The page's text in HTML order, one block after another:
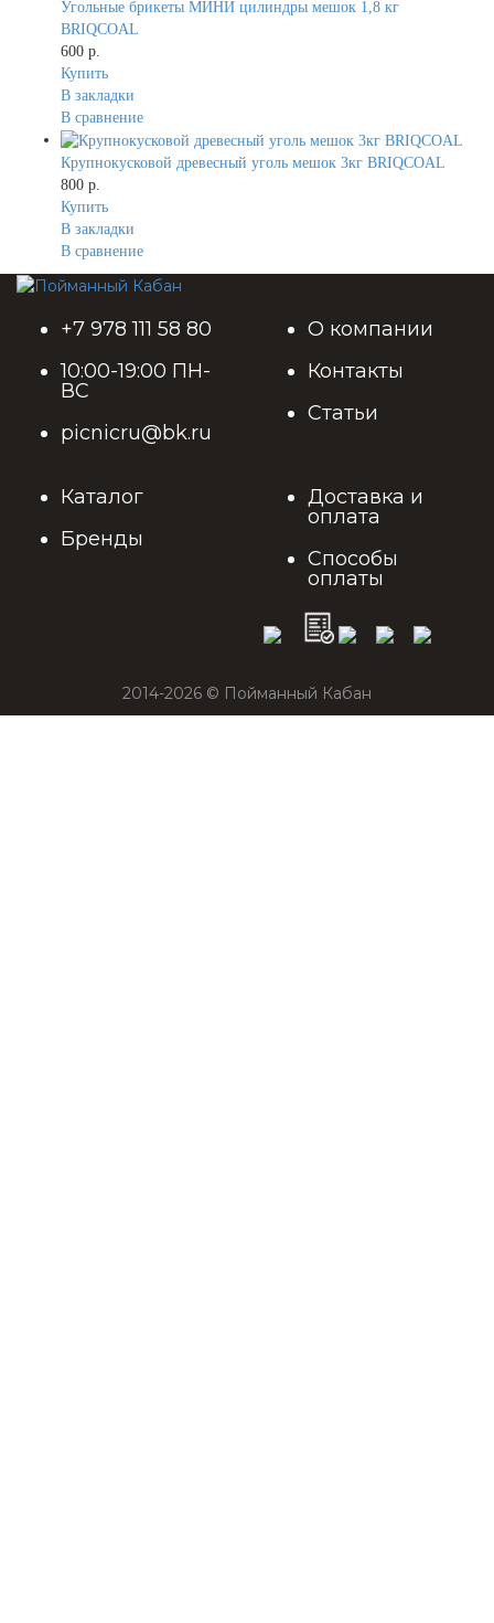
Угольные брикеты МИНИ цилиндры мешок 1,8 кг
BRIQCOAL
600 р.
Купить
В закладки
В сравнение
Крупнокусковой древесный уголь мешок 3кг BRIQCOAL
800 р.
Купить
В закладки
В сравнение
+7 978 111 58 80
10:00-19:00 ПН-
ВС
picnicru@bk.ru
О компании
Контакты
Статьи
Каталог
Бренды
Доставка и
оплата
Способы
оплаты
2014-2026 © Пойманный Кабан